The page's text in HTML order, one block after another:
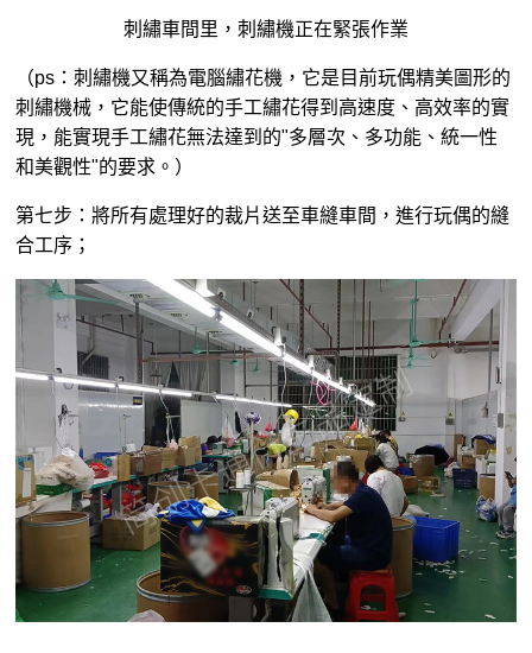
刺繡車間里，刺繡機正在緊張作業
（ps：刺繡機又稱為電腦繡花機，它是目前玩偶精美圖形的
刺繡機械，它能使傳統的手工繡花得到高速度、高效率的實
現，能實現手工繡花無法達到的"多層次、多功能、統一性
和美觀性"的要求。）
第七步：將所有處理好的裁片送至車縫車間，進行玩偶的縫
合工序；